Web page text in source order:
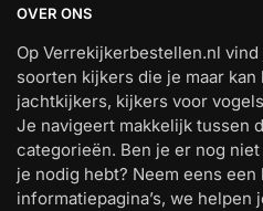
OVER ONS
Op Verrekijkerbestellen.nl
soorten kijkers die je maar
jachtkijkers, kijkers voor
Je navigeert makkelijk tussen
categorieën. Ben je er nog
je nodig hebt? Neem eens een
informatiepagina’s, we helpen